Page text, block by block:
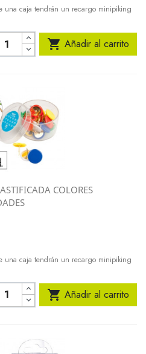
una caja tendrán un recargo minipiking
 Añadir al carrito
COLORES
una caja tendrán un recargo minipiking
 Añadir al carrito